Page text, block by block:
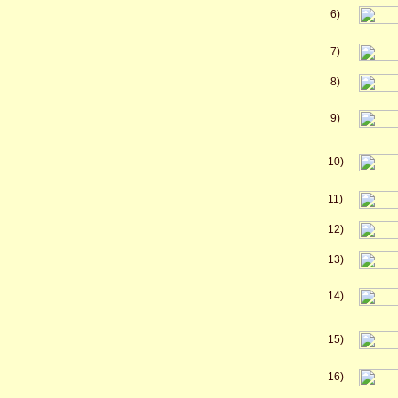
6)
7)
8)
9)
10)
11)
12)
13)
14)
15)
16)